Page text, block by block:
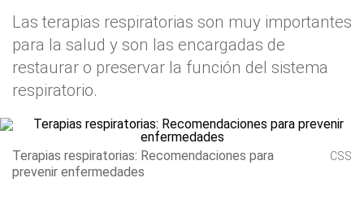
Las terapias respiratorias son muy importantes
para la salud y son las encargadas de
restaurar o preservar la función del sistema
respiratorio.
Terapias respiratorias: Recomendaciones para
prevenir enfermedades
CSS